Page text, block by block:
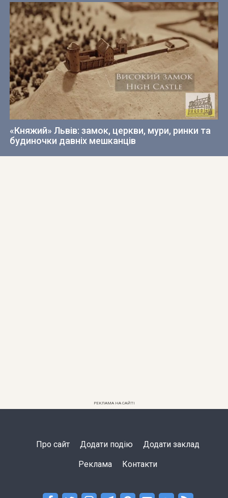
«Княжий» Львів: замок, церкви, мури, ринки та
будиночки давніх мешканців
РЕКЛАМА НА САЙТІ
Про сайт Додати подію Додати заклад
Реклама Контакти